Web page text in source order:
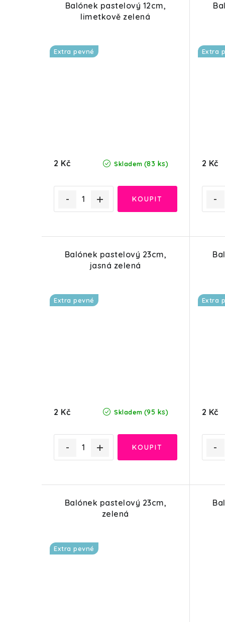
Balónek pastelový 12cm,
limetkově zelená
Extra pevné
Skladem (83 ks)
2 Kč
Extra
2 Kč
Balónek pastelový 23cm,
jasná zelená
Extra pevné
Skladem (95 ks)
2 Kč
Extra
2 Kč
Balónek pastelový 23cm,
zelená
Extra pevné